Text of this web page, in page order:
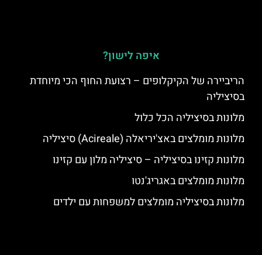
איפה לישון?
הריביירה של הקיקלופים – רצועת החוף הכי מיוחדת
בסיציליה
מלונות בסיציליה הכל כלול
מלונות מומלצים באצ'יריאלה (Acireale) סיציליה
מלונות קזינו בסיציליה – סיציליה מלון עם קזינו
מלונות מומלצים באגריג'נטו
מלונות בסיציליה מומלצים למשפחות עם ילדים